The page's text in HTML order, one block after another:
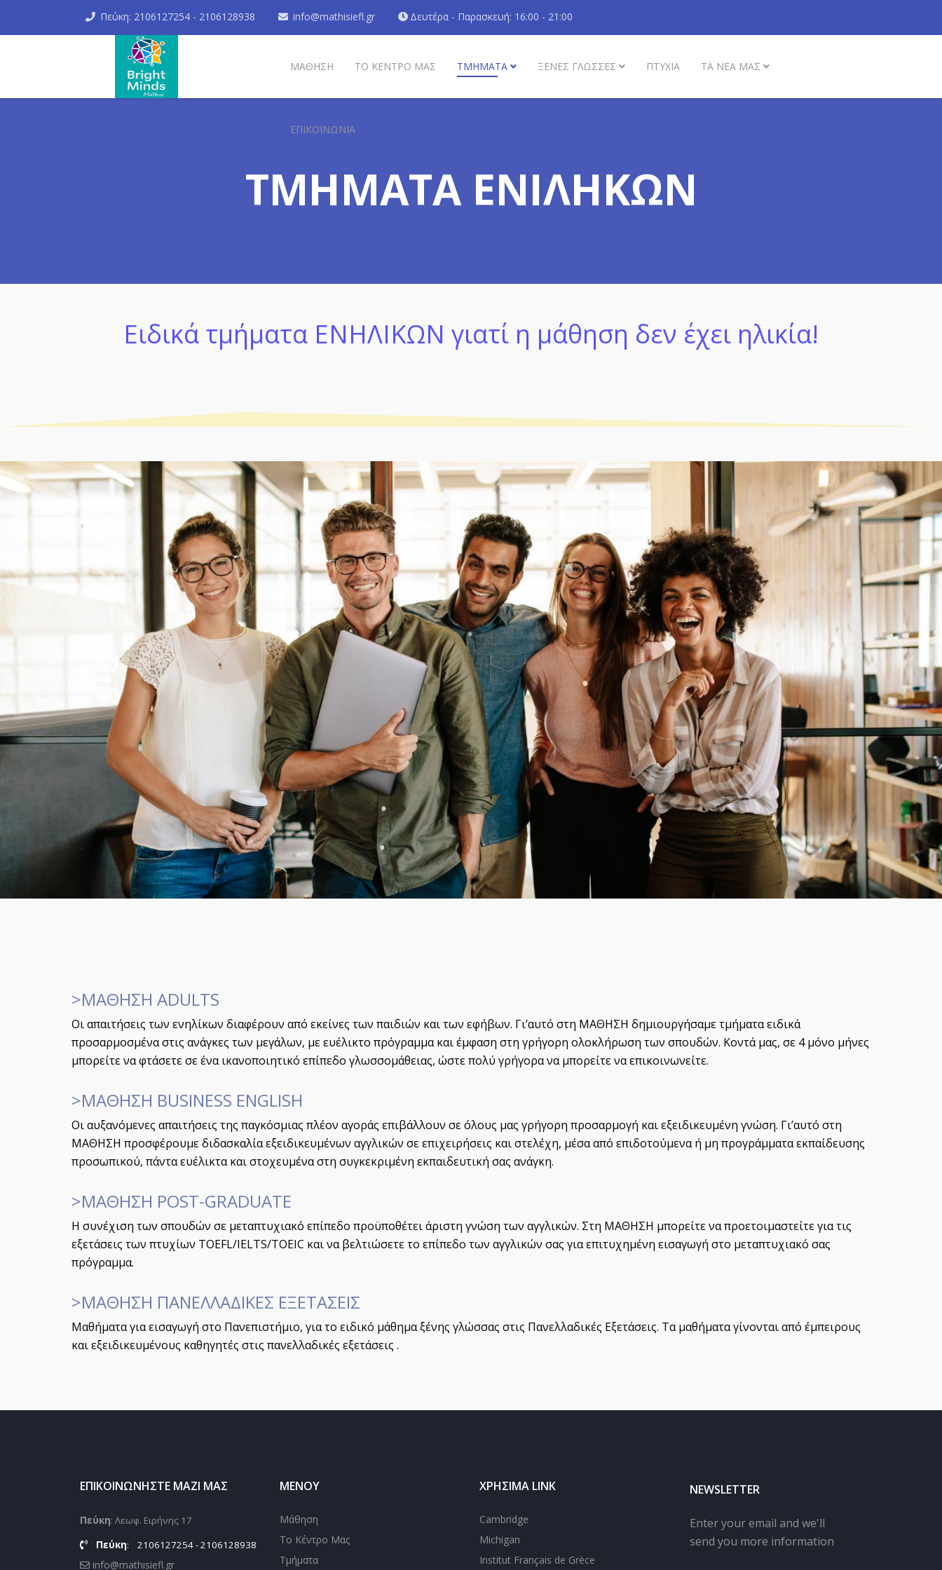
Πεύκη: 2106127254 - 2106128938 info@mathisiefl.gr Δευτέρα - Παρασκευή: 16:00 - 21:00
ΜΑΘΗΣΗ ΤΟ ΚΕΝΤΡΟ ΜΑΣ ΤΜΗΜΑΤΑ ΞΈΝΕΣ ΓΛΏΣΣΕΣ ΠΤΥΧΙΑ ΤΑ ΝΕΑ ΜΑΣ
ΕΠΙΚΟΙΝΩΝΊΑ
ΤΜΗΜΑΤΑ ΕΝΙΛΗΚΩΝ
Ειδικά τμήματα ΕΝΗΛΙΚΩΝ γιατί η μάθηση δεν έχει ηλικία!
>ΜΑΘΗΣΗ ADULTS
Οι απαιτήσεις των ενηλίκων διαφέρουν από εκείνες των παιδιών και των εφήβων. Γι’αυτό στη ΜΑΘΗΣΗ δημιουργήσαμε τμήματα ειδικά
προσαρμοσμένα στις ανάγκες των μεγάλων, με ευέλικτο πρόγραμμα και έμφαση στη γρήγορη ολοκλήρωση των σπουδών. Κοντά μας, σε 4 μόνο μήνες
μπορείτε να φτάσετε σε ένα ικανοποιητικό επίπεδο γλωσσομάθειας, ώστε πολύ γρήγορα να μπορείτε να επικοινωνείτε.
>ΜΑΘΗΣΗ BUSINESS ENGLISH
Οι αυξανόμενες απαιτήσεις της παγκόσμιας πλέον αγοράς επιβάλλουν σε όλους μας γρήγορη προσαρμογή και εξειδικευμένη γνώση. Γι’αυτό στη
ΜΑΘΗΣΗ προσφέρουμε διδασκαλία εξειδικευμένων αγγλικών σε επιχειρήσεις και στελέχη, μέσα από επιδοτούμενα ή μη προγράμματα εκπαίδευσης
προσωπικού, πάντα ευέλικτα και στοχευμένα στη συγκεκριμένη εκπαιδευτική σας ανάγκη.
>ΜΑΘΗΣΗ POST-GRADUATE
Η συνέχιση των σπουδών σε μεταπτυχιακό επίπεδο προϋποθέτει άριστη γνώση των αγγλικών. Στη ΜΑΘΗΣΗ μπορείτε να προετοιμαστείτε για τις
εξετάσεις των πτυχίων TOEFL/IELTS/TOEIC και να βελτιώσετε το επίπεδο των αγγλικών σας για επιτυχημένη εισαγωγή στο μεταπτυχιακό σας
πρόγραμμα.
>ΜΑΘΗΣΗ ΠΑΝΕΛΛΑΔΙΚΕΣ ΕΞΕΤΑΣΕΙΣ
Μαθήματα για εισαγωγή στο Πανεπιστήμιο, για το ειδικό μάθημα ξένης γλώσσας στις Πανελλαδικές Εξετάσεις. Τα μαθήματα γίνονται από έμπειρους
και εξειδικευμένους καθηγητές στις πανελλαδικές εξετάσεις .
ΕΠΙΚΟΙΝΩΝΉΣΤΕ ΜΑΖΊ ΜΑΣ
Πεύκη: Λεωφ. Ειρήνης 17
Πεύκη: 2106127254 - 2106128938
info@mathisiefl.gr
ΜΕΝΟΎ
Μάθηση
Το Κέντρο Μας
Τμήματα
ΧΡΉΣΙΜΑ LINK
Cambridge
Michigan
Institut Français de Grèce
NEWSLETTER
Enter your email and we'll
send you more information